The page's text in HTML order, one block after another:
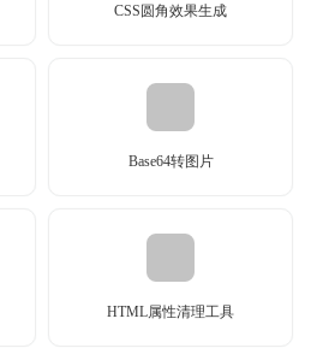
CSS圆角效果生成
Base64转图片
HTML属性清理工具